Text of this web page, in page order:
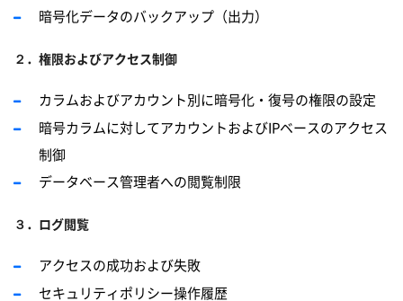
暗号化データのバックアップ（出力）
２．権限およびアクセス制御
カラムおよびアカウント別に暗号化・復号の権限の設定
暗号カラムに対してアカウントおよびIPベースのアクセス
制御
データベース管理者への閲覧制限
３．ログ閲覧
アクセスの成功および失敗
セキュリティポリシー操作履歴